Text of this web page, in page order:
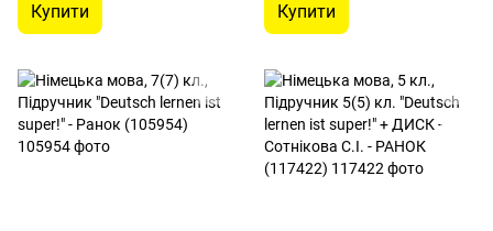
Купити Купити